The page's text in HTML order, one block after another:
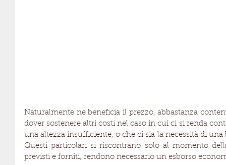
Naturalmente ne beneficia il prezzo, abbastanza
dover sostenere altri costi nel caso in cui ci si renda
una altezza insufficiente, o che ci sia la necessità di
Questi particolari si riscontrano solo al momento
previsti e forniti, rendono necessario un esborso